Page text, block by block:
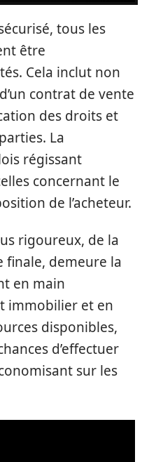
tous les
être
Cela inclut non
contrat de vente
des droits et
La
régissant
concernant le
de l’acheteur.
rigoureux, de la
finale, demeure la
en main
immobilier et en
disponibles,
d’effectuer
sur les